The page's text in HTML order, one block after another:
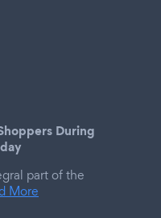
During
part of the
More